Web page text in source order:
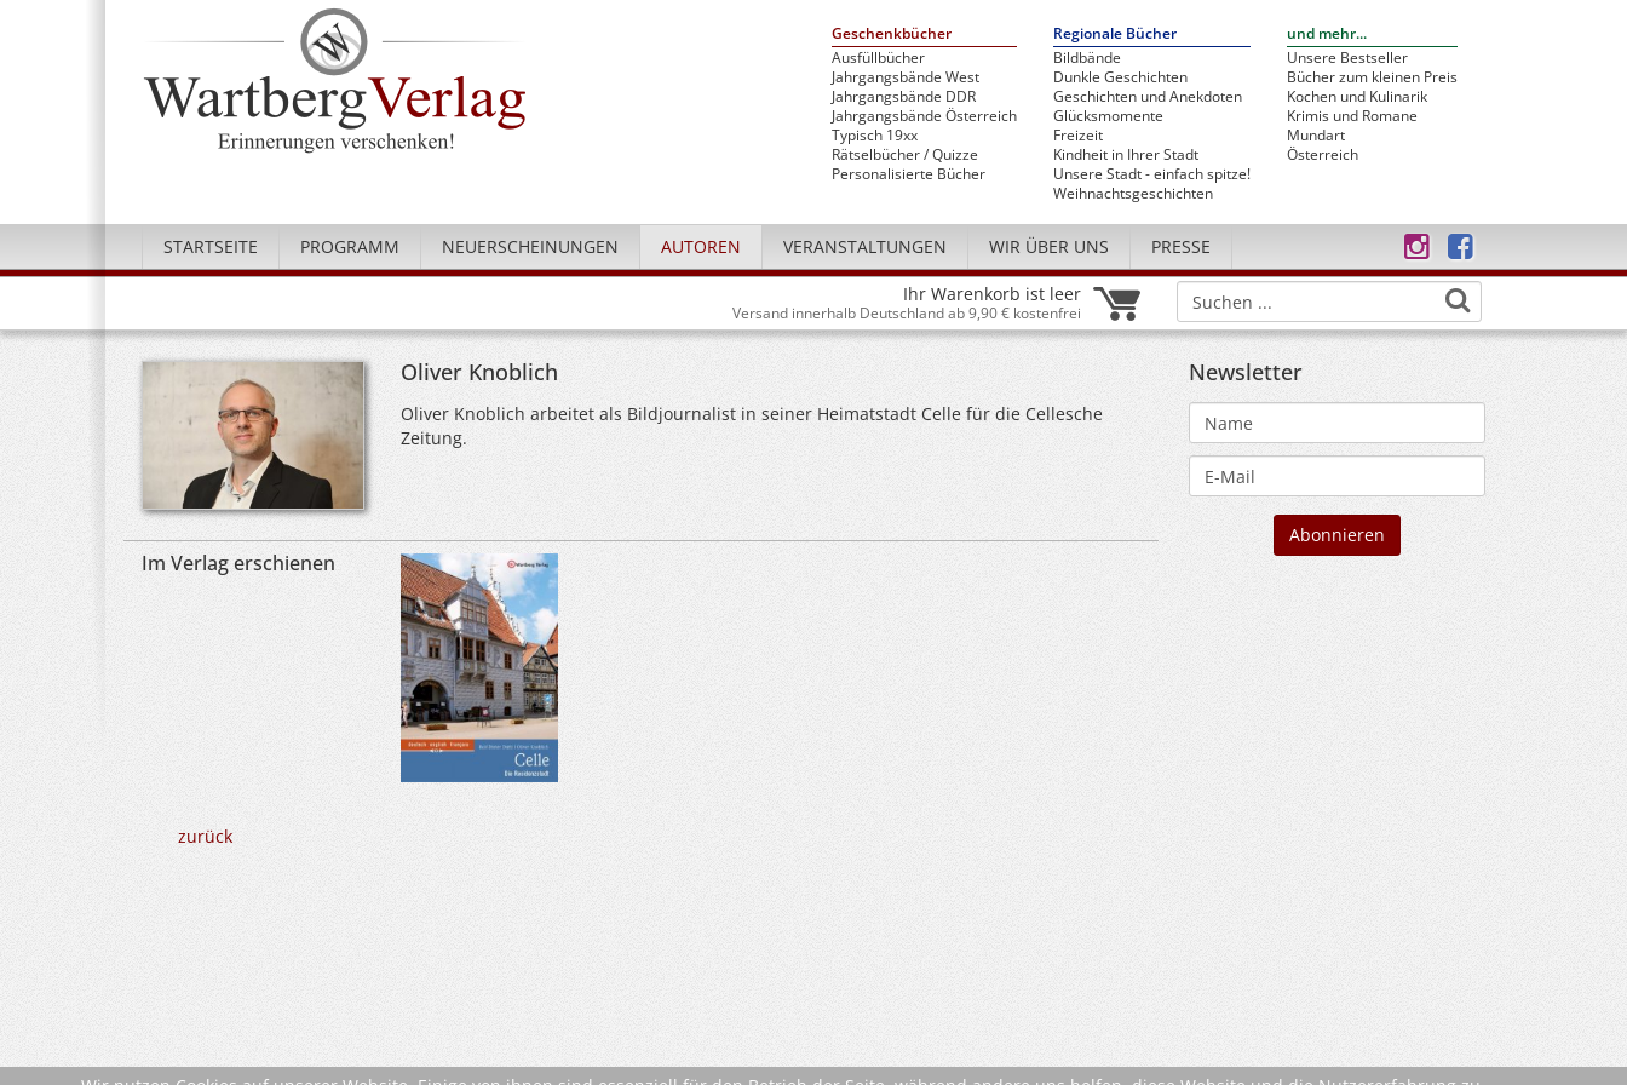
Geschenkbücher
Ausfüllbücher
Jahrgangsbände West
Jahrgangsbände DDR
Jahrgangsbände Österreich
Typisch 19xx
Rätselbücher / Quizze
Personalisierte Bücher
Regionale Bücher
Bildbände
Dunkle Geschichten
Geschichten und Anekdoten
Glücksmomente
Freizeit
Kindheit in Ihrer Stadt
Unsere Stadt - einfach spitze!
Weihnachtsgeschichten
und mehr...
Unsere Bestseller
Bücher zum kleinen Preis
Kochen und Kulinarik
Krimis und Romane
Mundart
Österreich
STARTSEITE PROGRAMM NEUERSCHEINUNGEN AUTOREN VERANSTALTUNGEN WIR ÜBER UNS PRESSE
Ihr Warenkorb ist leer
Versand innerhalb Deutschland ab 9,90 € kostenfrei
Oliver Knoblich
Oliver Knoblich arbeitet als Bildjournalist in seiner Heimatstadt Celle für die Cellesche
Zeitung.
Im Verlag erschienen
zurück
Newsletter